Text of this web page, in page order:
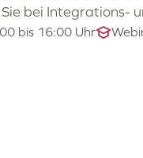
bei Integrations-
bis 16:00 Uhr